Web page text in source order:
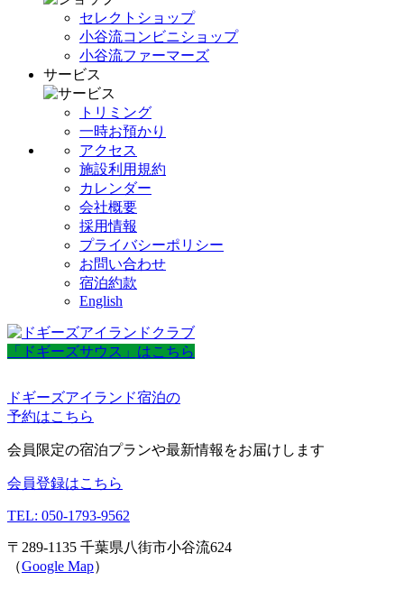
セレクトショップ
小谷流コンビニショップ
小谷流ファーマーズ
サービス
トリミング
一時お預かり
アクセス
施設利用規約
カレンダー
会社概要
採用情報
プライバシーポリシー
お問い合わせ
宿泊約款
English
「ドギーズサウス」はこちら
ドギーズアイランド宿泊の
予約はこちら
会員限定の宿泊プランや最新情報をお届けします
会員登録はこちら
TEL: 050-1793-9562
〒289-1135 千葉県八街市小谷流624
（Google Map）